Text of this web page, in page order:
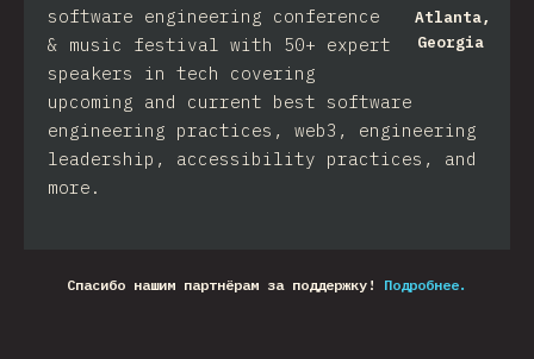
Atlanta,
Georgia
software engineering conference
& music festival with 50+ expert
speakers in tech covering
upcoming and current best software
engineering practices, web3, engineering
leadership, accessibility practices, and
more.
Спасибо нашим партнёрам за поддержку! Подробнее.